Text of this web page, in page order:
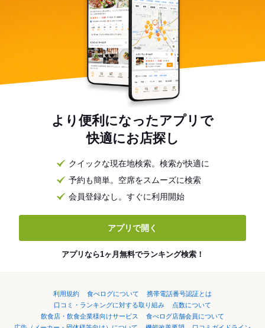
より便利になったアプリで
快適にお店探し
クイックな現在地検索。検索が快適に
予約も簡単。空席をスムーズに検索
会員登録なし。すぐに利用開始
アプリで開く
アプリなら1ヶ月無料でランキング検索！
利用規約 食べログについて
携帯電話番号認証とは
口コミ・ランキングに対する取り組み
点数について
飲食店・飲食企業様向けサービス
食べログ店舗会員について